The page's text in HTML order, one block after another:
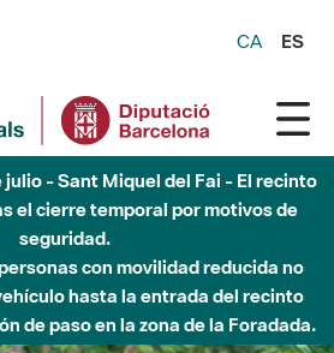
CA ES
julio - Sant Miquel del Fai - El recinto
el cierre temporal por motivos de
seguridad.
con movilidad reducida no
hasta la entrada del recinto
de paso en la zona de la Foradada.